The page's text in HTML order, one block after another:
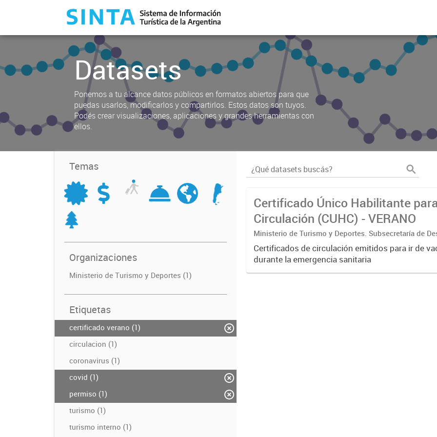
Datasets
Ponemos a tu alcance datos públicos en formatos abiertos para que
puedas usarlos, modificarlos y compartirlos. Estos datos son tuyos.
Podés crear visualizaciones, aplicaciones y grandes herramientas con
ellos.
Temas
Organizaciones
Ministerio de Turismo y Deportes (1)
Etiquetas
certificado verano (1)
circulacion (1)
coronavirus (1)
covid (1)
permiso (1)
turismo (1)
turismo interno (1)
Certificado Único Habilitante
Circulación (CUHC) - VERANO
Ministerio de Turismo y Deportes. Subsecretaría de
Estratégico. Dirección Nacional de Mercados y
Certificados de circulación emitidos para ir de
durante la emergencia sanitaria